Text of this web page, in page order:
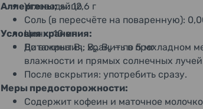
Углеводы: 12,6 г
Соль (в пересчёте на поваренную):
Цинк: 10 мг
Витамины B₁, B₂, B₆ — по 5 мг
Аллергены:яйцо
Условия хранения:
До вскрытия: хранить в прохладном
влажности и прямых солнечных
После вскрытия: употребить сразу.
Меры предосторожности:
Содержит кофеин и маточное